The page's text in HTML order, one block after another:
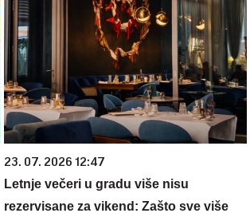
23. 07. 2026 12:47
Letnje večeri u gradu više nisu
rezervisane za vikend: Zašto sve više